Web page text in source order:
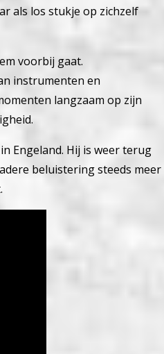
als los stukje op zichzelf
voorbij gaat.
instrumenten en
langzaam op zijn
Engeland. Hij is weer terug
beluistering steeds meer